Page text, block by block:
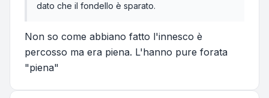
dato che il fondello è sparato.
Non so come abbiano fatto l'innesco è
percosso ma era piena. L'hanno pure forata
"piena"